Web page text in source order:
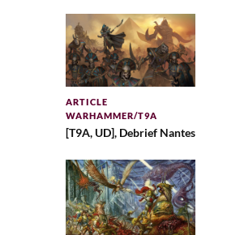
ARTICLE
WARHAMMER/T9A
[T9A, UD], Debrief Nantes